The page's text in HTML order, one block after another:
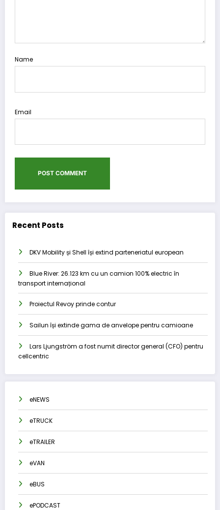
Name
Email
Recent Posts
DKV Mobility și Shell își extind parteneriatul european
Blue River: 26.123 km cu un camion 100% electric în
transport internațional
Proiectul Revoy prinde contur
Sailun își extinde gama de anvelope pentru camioane
Lars Ljungström a fost numit director general (CFO) pentru
cellcentric
eNEWS
eTRUCK
eTRAILER
eVAN
eBUS
ePODCAST